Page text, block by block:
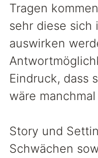
Tragen
sehr diese sich
auswirken
Eindruck, dass
wäre
Story und
Schwächen